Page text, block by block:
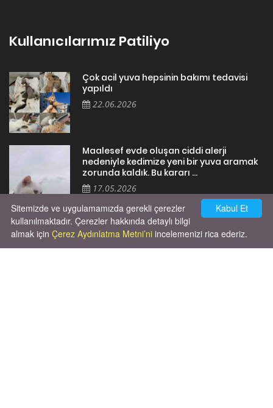
Kullanıcılarımız Patiliyo
Çok acil yuva hepsinin bakımı tedavisi
yapıldı
22.06.2026
Maalesef evde oluşan ciddi alerji
nedeniyle kedimize yeni bir yuva aramak
zorunda kaldık. Bu kararı ...
17.05.2026
Kabul Et
Sitemizde ve uygulamamızda gerekli çerezler
kullanılmaktadır. Çerezler hakkında detaylı bilgi
almak için Çerez Aydınlatma Metni’ni incelemenizi rica ederiz.